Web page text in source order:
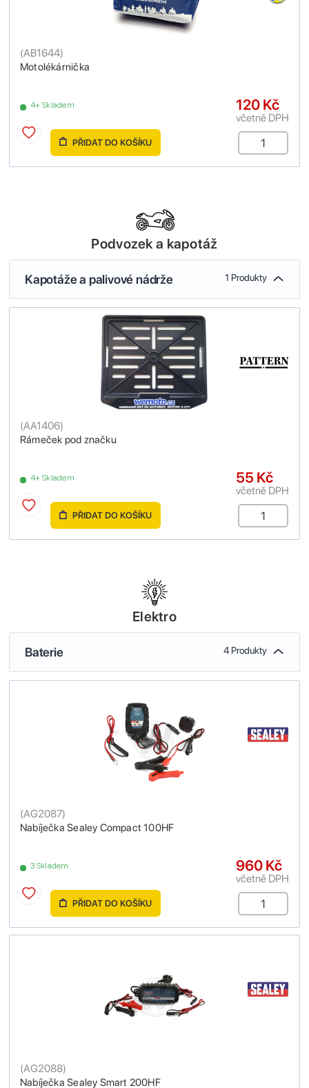
Motolékárnička
(AB1644)
4+ Skladem 120 Kč
včetně DPH
PŘIDAT DO KOŠÍKU
Podvozek a kapotáž
Kapotáže a palivové nádrže 1 Produkty
Rámeček pod značku
(AA1406)
4+ Skladem 55 Kč
včetně DPH
PŘIDAT DO KOŠÍKU
Elektro
Baterie 4 Produkty
Nabíječka Sealey Compact 100HF
(AG2087)
3 Skladem 960 Kč
včetně DPH
PŘIDAT DO KOŠÍKU
Nabíječka Sealey Smart 200HF
(AG2088)